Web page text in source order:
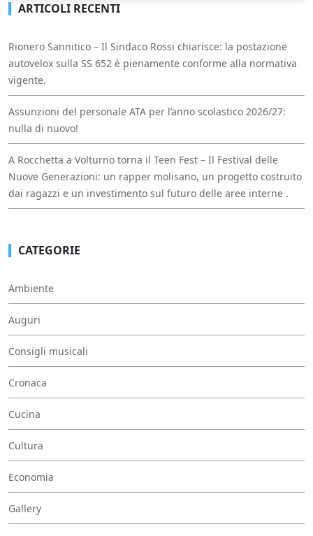
ARTICOLI RECENTI
Rionero Sannitico – Il Sindaco Rossi chiarisce: la postazione
autovelox sulla SS 652 è pienamente conforme alla normativa
vigente.
Assunzioni del personale ATA per l’anno scolastico 2026/27:
nulla di nuovo!
A Rocchetta a Volturno torna il Teen Fest – Il Festival delle
Nuove Generazioni: un rapper molisano, un progetto costruito
dai ragazzi e un investimento sul futuro delle aree interne .
CATEGORIE
Ambiente
Auguri
Consigli musicali
Cronaca
Cucina
Cultura
Economia
Gallery